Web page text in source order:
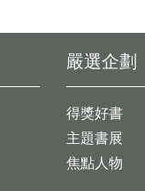
嚴選企劃
得獎好書
主題書展
焦點人物